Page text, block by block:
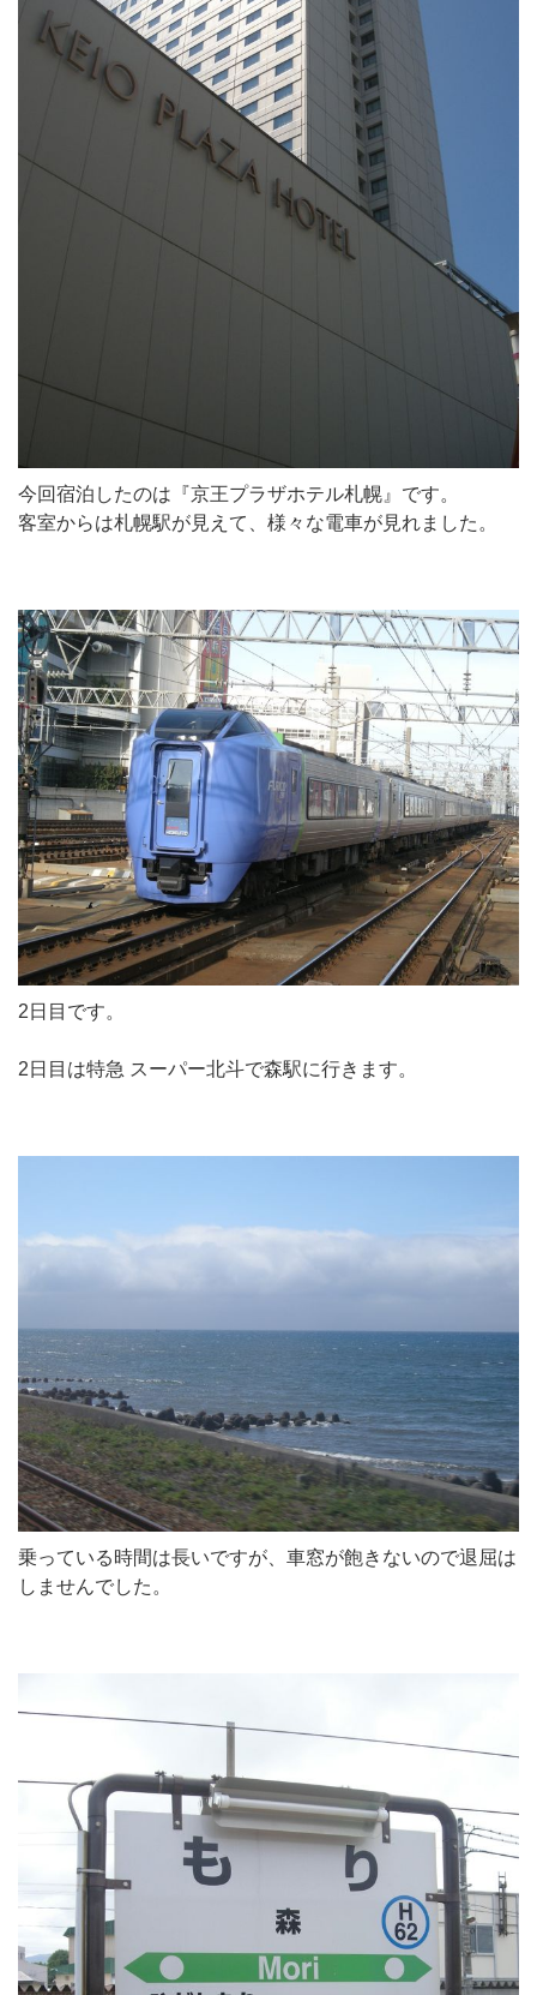
今回宿泊したのは『京王プラザホテル札幌』です。
客室からは札幌駅が見えて、様々な電車が見れました。
2日目です。
2日目は特急 スーパー北斗で森駅に行きます。
乗っている時間は長いですが、車窓が飽きないので退屈は
しませんでした。